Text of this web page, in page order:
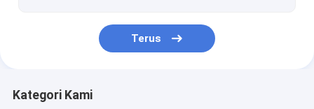
Kawat Tertutup Sutra
Terus
Kategori Kami